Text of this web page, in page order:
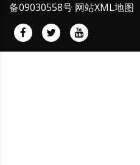
备09030558号 网站XML地图